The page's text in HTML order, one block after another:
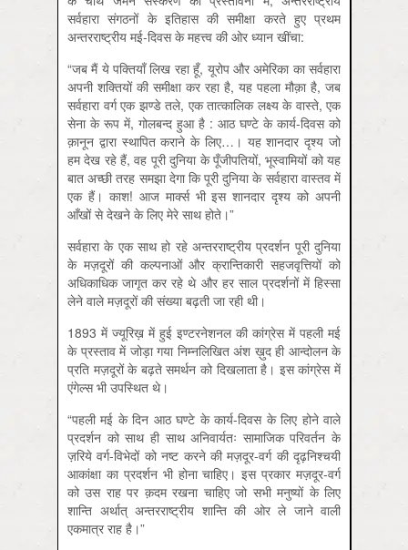
सर्वहारा संगठनों के इतिहास की समीक्षा करते हुए प्रथम
अन्तरराष्ट्रीय मई-दिवस के महत्त्व की ओर ध्यान खींचा:
“जब मैं ये पक्तियाँ लिख रहा हूँ, यूरोप और अमेरिका का सर्वहारा
अपनी शक्तियों की समीक्षा कर रहा है, यह पहला मौक़ा है, जब
सर्वहारा वर्ग एक झण्डे तले, एक तात्कालिक लक्ष्य के वास्ते, एक
सेना के रूप में, गोलबन्द हुआ है : आठ घण्टे के कार्य-दिवस को
क़ानून द्वारा स्थापित कराने के लिए…। यह शानदार दृश्य जो
हम देख रहे हैं, वह पूरी दुनिया के पूँजीपतियों, भूस्वामियों को यह
बात अच्छी तरह समझा देगा कि पूरी दुनिया के सर्वहारा वास्तव में
एक हैं। काश! आज मार्क्स भी इस शानदार दृश्य को अपनी
आँखों से देखने के लिए मेरे साथ होते।”
सर्वहारा के एक साथ हो रहे अन्तरराष्ट्रीय प्रदर्शन पूरी दुनिया
के मज़दूरों की कल्पनाओं और क्रान्तिकारी सहजवृत्तियों को
अधिकाधिक जागृत कर रहे थे और हर साल प्रदर्शनों में हिस्सा
लेने वाले मज़दूरों की संख्या बढ़ती जा रही थी।
1893 में ज्यूरिख़ में हुई इण्टरनेशनल की कांग्रेस में पहली मई
के प्रस्ताव में जोड़ा गया निम्नलिखित अंश ख़ुद ही आन्दोलन के
प्रति मज़दूरों के बढ़ते समर्थन को दिखलाता है। इस कांग्रेस में
एंगेल्स भी उपस्थित थे।
“पहली मई के दिन आठ घण्टे के कार्य-दिवस के लिए होने वाले
प्रदर्शन को साथ ही साथ अनिवार्यतः सामाजिक परिवर्तन के
ज़रिये वर्ग-विभेदों को नष्ट करने की मज़दूर-वर्ग की दृढ़निश्चयी
आकांक्षा का प्रदर्शन भी होना चाहिए। इस प्रकार मज़दूर-वर्ग
को उस राह पर क़दम रखना चाहिए जो सभी मनुष्यों के लिए
शान्ति अर्थात् अन्तरराष्ट्रीय शान्ति की ओर ले जाने वाली
एकमात्र राह है।”